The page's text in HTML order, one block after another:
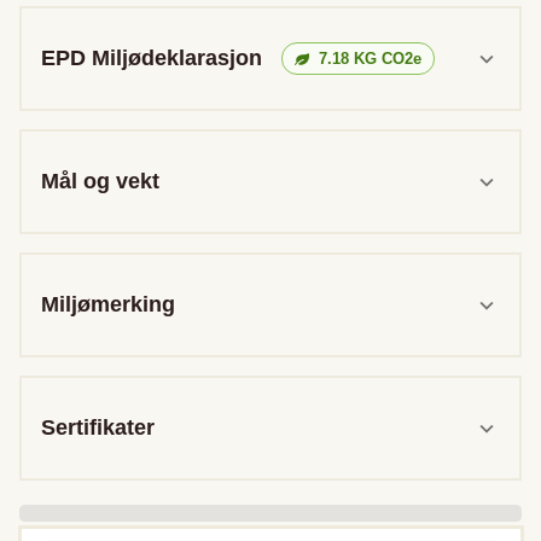
EPD Miljødeklarasjon 7.18 KG CO2e
Mål og vekt
Miljømerking
Sertifikater